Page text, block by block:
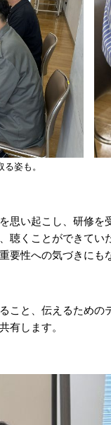
姿も。
思い起こし、研修
聴くことができて
要性への気づきにも
こと、伝えるため
有します。